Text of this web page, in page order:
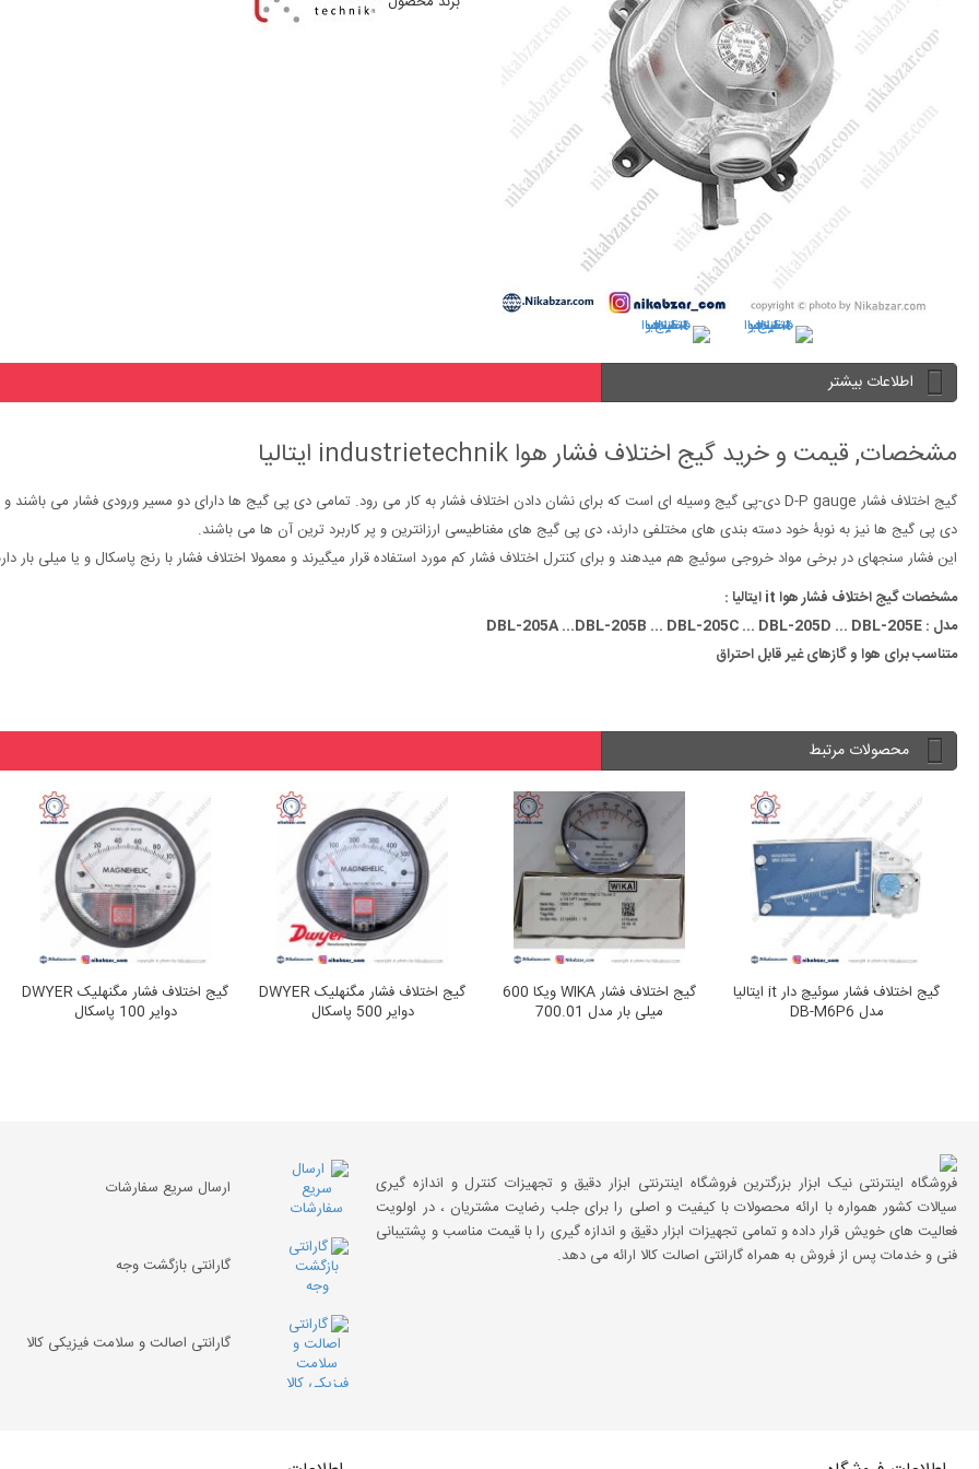
اطلاعات بیشتر
مشخصات, قیمت و خرید گیج اختلاف فشار هوا industrietechnik ایتالیا
گیج اختلاف فشار D-P gauge دی-پی گیج وسیله ای است که برای نشان دادن اختلاف فشار به کار می رود. تمامی دی پی گیج ها دارای دو مسیر ورودی فشار می باشند و اختلاف بین دو فشار ورودی را محاسبه و نمایش می دهند.
دی پی گیج ها نیز به نوبۀ خود دسته بندی های مختلفی دارند، دی پی گیج های مغناطیسی ارزانترین و پر کاربرد ترین آن ها می باشند.
این فشار سنجهای در برخی مواد خروجی سوئیچ هم میدهند و برای کنترل اختلاف فشار کم مورد استفاده قرار میگیرند و معمولا اختلاف فشار با رنج پاسکال و یا میلی بار
مشخصات گیج اختلاف فشار هوا it ایتالیا :
مدل : DBL-205A ...DBL-205B ... DBL-205C ... DBL-205D ... DBL-205E
متناسب برای هوا و گازهای غیر قابل احتراق
محصولات مرتبط
گیج اختلاف فشار مگنهلیک DWYER
دوایر 100 پاسکال
گیج اختلاف فشار مگنهلیک DWYER
دوایر 500 پاسکال
گیج اختلاف فشار WIKA ویکا 600
میلی بار مدل 700.01
گیج اختلاف فشار سوئیچ دار it ایتالیا
مدل DB-M6P6
فروشگاه اینترنتی نیک ابزار بزرگترین فروشگاه اینترنتی ابزار دقیق و تجهیزات کنترل و اندازه گیری
سیالات کشور همواره با ارائه محصولات با کیفیت و اصلی را برای جلب رضایت مشتریان ، در اولویت
فعالیت های خویش قرار داده و تمامی تجهیزات ابزار دقیق و اندازه گیری را با قیمت مناسب و پشتیبانی
فنی و خدمات پس از فروش به همراه گارانتی اصالت کالا ارائه می دهد.
ارسال سریع سفارشات
گارانتی بازگشت وجه
گارانتی اصالت و سلامت فیزیکی کالا